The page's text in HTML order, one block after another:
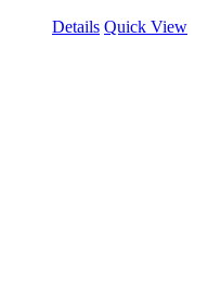
Details Quick View